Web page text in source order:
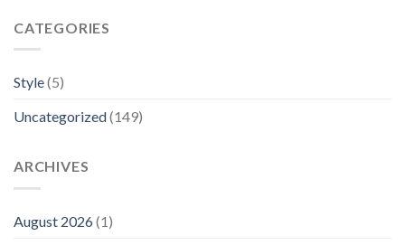
CATEGORIES
Style(5)
Uncategorized(149)
ARCHIVES
August 2026(1)